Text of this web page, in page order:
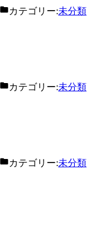
カテゴリー:未分類
カテゴリー:未分類
カテゴリー:未分類